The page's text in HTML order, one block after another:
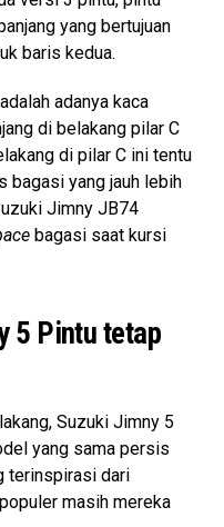
yang bertujuan
baris kedua.
adanya kaca
di belakang pilar C
di pilar C ini tentu
bagasi yang jauh lebih
Jimny JB74
bagasi saat kursi
5 Pintu tetap
Suzuki Jimny 5
yang sama persis
terinspirasi dari
masih mereka